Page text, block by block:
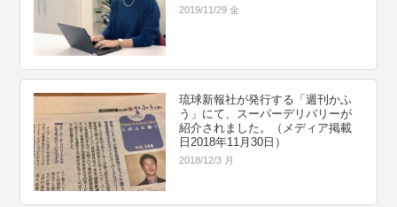
2019/11/29 金
琉球新報社が発行する「週刊かふ
う」にて、スーパーデリバリーが
紹介されました。（メディア掲載
日2018年11月30日）
2018/12/3 月